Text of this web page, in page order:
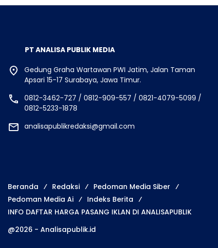
Pedoman Media Ai
Indeks Berita